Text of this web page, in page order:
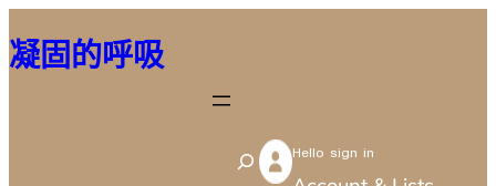
至
凝固的呼吸
S
Hello sign in